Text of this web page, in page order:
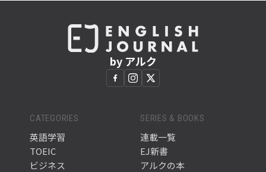
by アルク
CATEGORIES
英語学習
TOEIC
ビジネス
SERIES & BOOKS
連載一覧
EJ新書
アルクの本